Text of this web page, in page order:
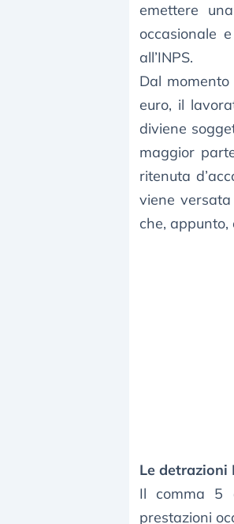
emettere
occasionale
all’INPS.
Dal
euro, il
diviene
maggior
ritenuta
viene
che,
Le detrazioni
Il comma 5
prestazioni